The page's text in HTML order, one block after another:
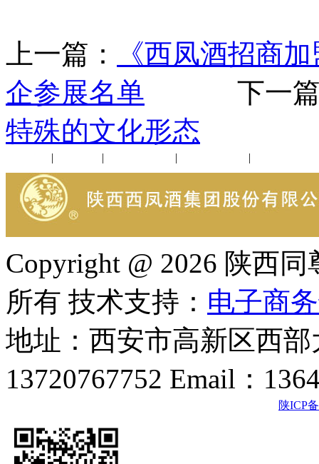
上一篇：
《西凤酒招商
企参展名单 下一篇
特殊的文化形态
| | | |
Copyright @ 2026 陕西
所有 技术支持： 电子商
地址：西安市高新区西
13720767752 Email：
陕ICP